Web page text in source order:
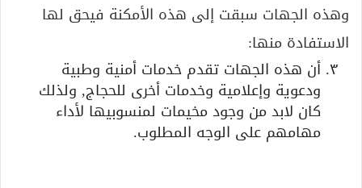
وهذه الجهات سبقت إلى هذه الأمكنة فيحق لها
الاستفادة منها:
أن هذه الجهات تقدم خدمات أمنية وطبية
ودعوية وإعلامية وخدمات أخرى للحجاج, ولذلك
كان لابد من وجود مخيمات لمنسوبيها لأداء
مهامهم على الوجه المطلوب.